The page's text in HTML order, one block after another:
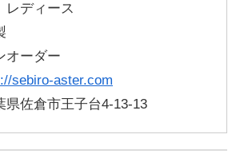
レディース
オーダー
sebiro-aster.com
県佐倉市王子台4-13-13